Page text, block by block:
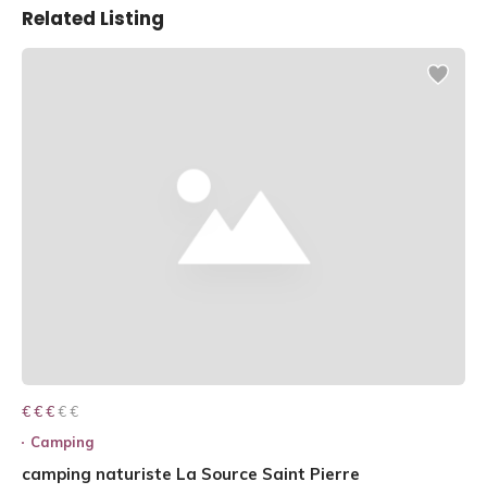
Related Listing
€ € € € €
€ € €
Camping
camping naturiste La Source Saint Pierre